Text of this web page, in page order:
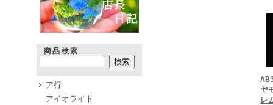
商品検索
ア行
アイオライト
ヤ
レ